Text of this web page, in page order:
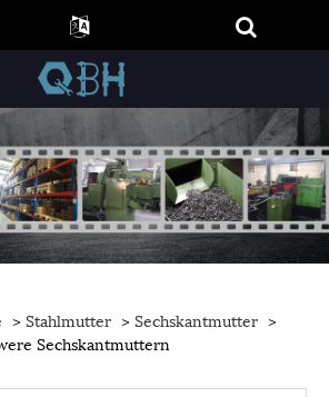
>Stahlmutter >Sechskantmutter >
Sechskantmuttern